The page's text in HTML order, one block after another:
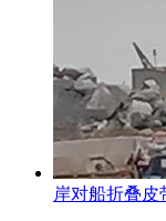
岸对船折叠皮